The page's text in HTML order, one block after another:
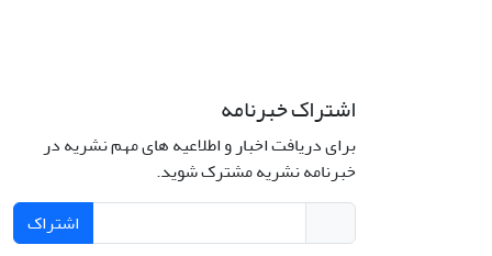
اشتراک خبرنامه
برای دریافت اخبار و اطلاعیه های مهم نشریه در
خبرنامه نشریه مشترک شوید.
اشتراک